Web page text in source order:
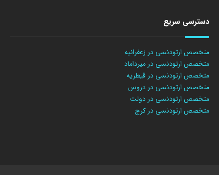
دسترسی سریع
متخصص ارتودنسی در زعفرانیه
متخصص ارتودنسی در میرداماد
متخصص ارتودنسی در قیطریه
متخصص ارتودنسی در دروس
متخصص ارتودنسی در دولت
متخصص ارتودنسی در کرج